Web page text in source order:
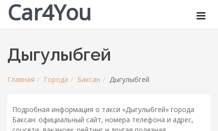
Car4You
Дыгулыбгей
Главная Города Баксан Дыгулыбгей
Подробная информация о такси «Дыгулыбгей» города
Баксан: официальный сайт, номера телефона и адрес,